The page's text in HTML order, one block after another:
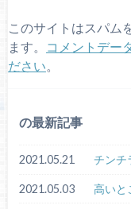
このサイトはスパム
ます。
コメントデー
ださい
の最新記事
2021.05.21 チンチ
2021.05.03 高いと